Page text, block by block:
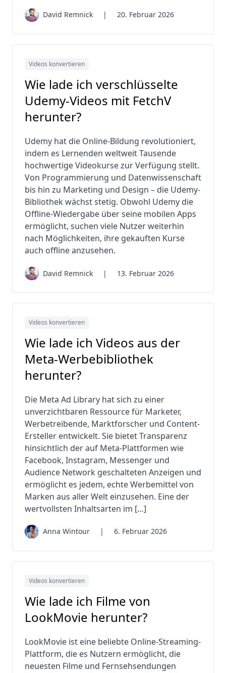
David Remnick | 20. Februar 2026
Videos konvertieren
Wie lade ich verschlüsselte
Udemy-Videos mit FetchV
herunter?
Udemy hat die Online-Bildung revolutioniert,
indem es Lernenden weltweit Tausende
hochwertige Videokurse zur Verfügung stellt.
Von Programmierung und Datenwissenschaft
bis hin zu Marketing und Design – die Udemy-
Bibliothek wächst stetig. Obwohl Udemy die
Offline-Wiedergabe über seine mobilen Apps
ermöglicht, suchen viele Nutzer weiterhin
nach Möglichkeiten, ihre gekauften Kurse
auch offline anzusehen.
David Remnick | 13. Februar 2026
Videos konvertieren
Wie lade ich Videos aus der
Meta-Werbebibliothek
herunter?
Die Meta Ad Library hat sich zu einer
unverzichtbaren Ressource für Marketer,
Werbetreibende, Marktforscher und Content-
Ersteller entwickelt. Sie bietet Transparenz
hinsichtlich der auf Meta-Plattformen wie
Facebook, Instagram, Messenger und
Audience Network geschalteten Anzeigen und
ermöglicht es jedem, echte Werbemittel von
Marken aus aller Welt einzusehen. Eine der
wertvollsten Inhaltsarten im […]
Anna Wintour | 6. Februar 2026
Videos konvertieren
Wie lade ich Filme von
LookMovie herunter?
LookMovie ist eine beliebte Online-Streaming-
Plattform, die es Nutzern ermöglicht, die
neuesten Filme und Fernsehsendungen